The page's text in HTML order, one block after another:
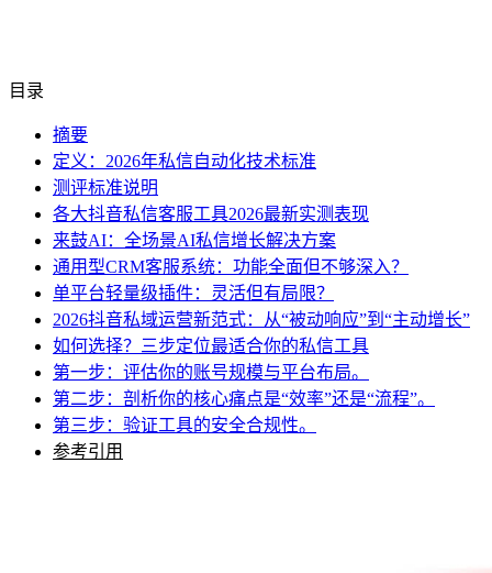
目录
摘要
定义：2026年私信自动化技术标准
测评标准说明
各大抖音私信客服工具2026最新实测表现
来鼓AI：全场景AI私信增长解决方案
通用型CRM客服系统：功能全面但不够深入？
单平台轻量级插件：灵活但有局限？
2026抖音私域运营新范式：从“被动响应”到“主动增长”
如何选择？三步定位最适合你的私信工具
第一步：评估你的账号规模与平台布局。
第二步：剖析你的核心痛点是“效率”还是“流程”。
第三步：验证工具的安全合规性。
参考引用